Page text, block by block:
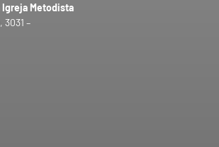
Igreja Metodista
3031 –